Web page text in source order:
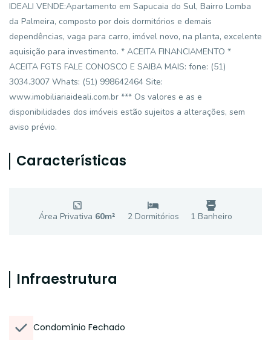
IDEALI VENDE:Apartamento em Sapucaia do Sul, Bairro Lomba
da Palmeira, composto por dois dormitórios e demais
dependências, vaga para carro, imóvel novo, na planta, excelente
aquisição para investimento. * ACEITA FINANCIAMENTO *
ACEITA FGTS FALE CONOSCO E SAIBA MAIS: fone: (51)
3034.3007 Whats: (51) 998642464 Site:
www.imobiliariaideali.com.br *** Os valores e as e
disponibilidades dos imóveis estão sujeitos a alterações, sem
aviso prévio.
Características
Área Privativa 60m² 2Dormitórios 1 Banheiro
Infraestrutura
Condomínio Fechado